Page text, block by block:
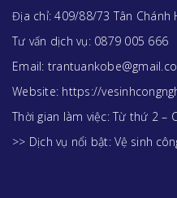
Địa chỉ: 409/88/73 Tân Chánh
Tư vấn dịch vụ: 0879 005 666
Email:
Website: https://
Thời gian làm việc: Từ thứ 2 –
>> Dịch vụ nổi bật: Vệ sinh